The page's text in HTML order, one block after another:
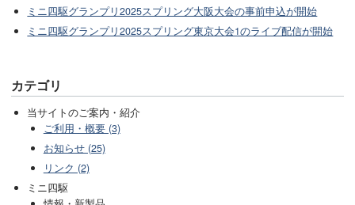
ミニ四駆グランプリ2025スプリング大阪大会の事前申込が開始
ミニ四駆グランプリ2025スプリング東京大会1のライブ配信が開始
カテゴリ
当サイトのご案内・紹介
ご利用・概要 (3)
お知らせ (25)
リンク (2)
ミニ四駆